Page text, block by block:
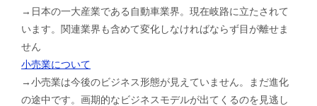
→日本の一大産業である自動車業界。現在岐路に立たされて
います。関連業界も含めて変化しなければならず目が離せま
せん
小売業について
→小売業は今後のビジネス形態が見えていません。まだ進化
の途中です。画期的なビジネスモデルが出てくるのを見逃し